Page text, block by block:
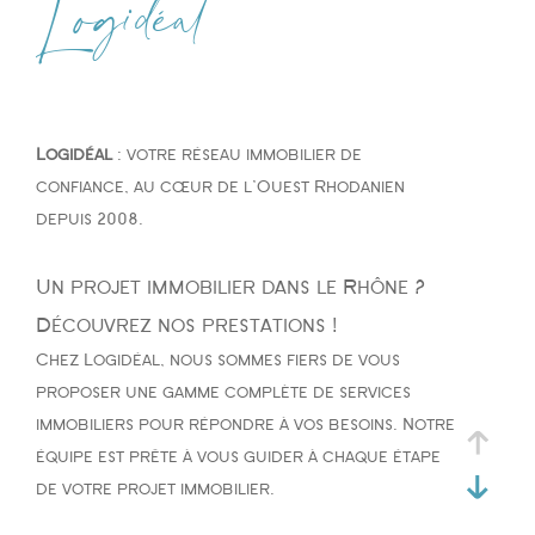
Logidéal
Logidéal: votre réseau immobilier de
confiance, au cœur de l'Ouest Rhodanien
depuis 2008.
Un projet immobilier dans le Rhône ?
Découvrez nos prestations !
Chez Logidéal, nous sommes fiers de vous
proposer une gamme complète de services
immobiliers pour répondre à vos besoins. Notre
équipe est prête à vous guider à chaque étape
de votre projet immobilier.
Type de bien
Budget
PIÈCES
1 2 3 4